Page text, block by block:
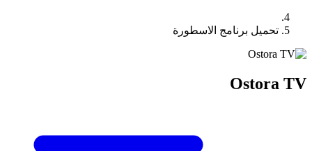
تحميل برنامج الاسطورة
Ostora TV